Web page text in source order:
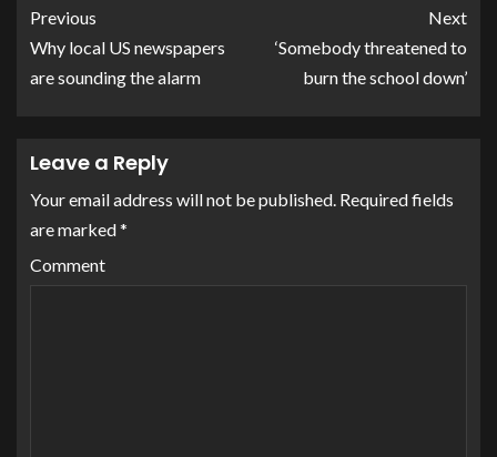
Previous
Why local US newspapers
are sounding the alarm
Next
‘Somebody threatened to
burn the school down’
Leave a Reply
Your email address will not be published. Required fields
are marked*
Comment